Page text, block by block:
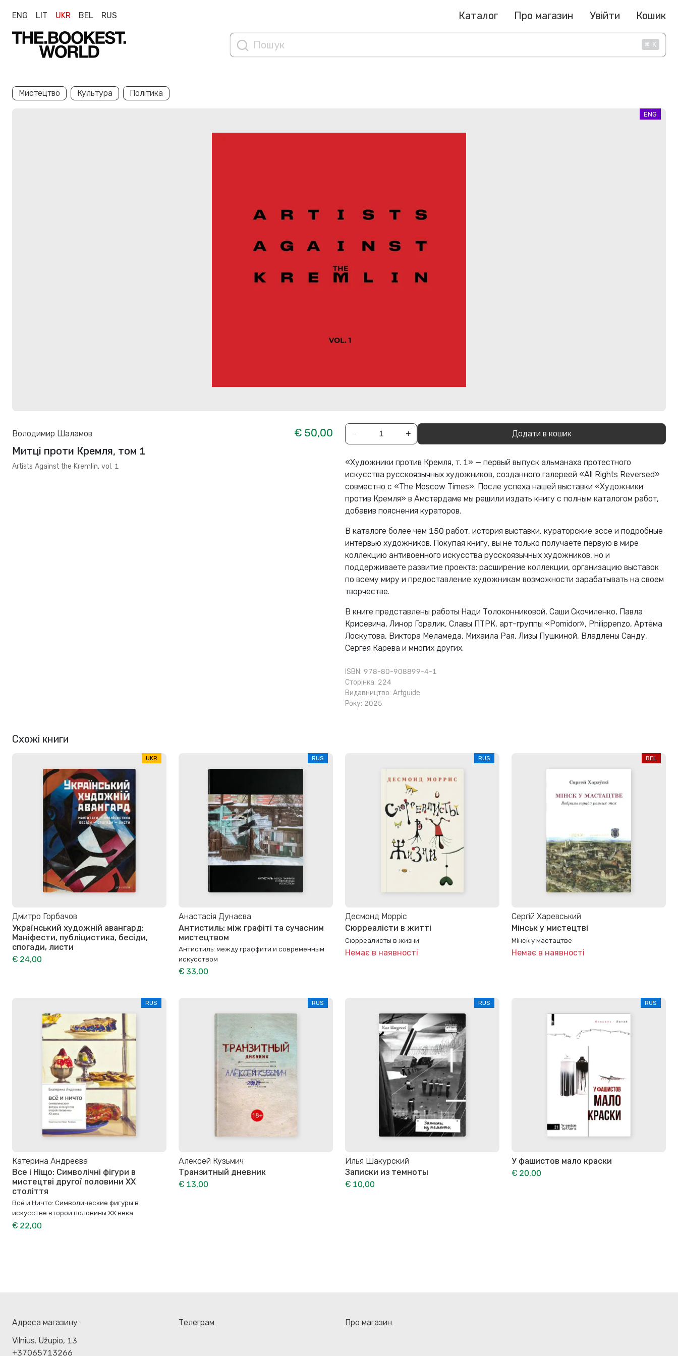
ENG LIT UKR BEL RUS Каталог Про магазин Увійти Кошик
⌘ K
Мистецтво Культура Політика
ENG
Володимир Шаламов
€ 50,00
Митці проти Кремля, том 1
Artists Against the Kremlin, vol. 1
− + Додати в кошик
«Художники против Кремля, т. 1» — первый выпуск альманаха протестного
искусства русскоязычных художников, созданного галереей «All Rights Reversed»
совместно с «The Moscow Times». После успеха нашей выставки «Художники
против Кремля» в Амстердаме мы решили издать книгу с полным каталогом работ,
добавив пояснения кураторов.
В каталоге более чем 150 работ, история выставки, кураторские эссе и подробные
интервью художников. Покупая книгу, вы не только получаете первую в мире
коллекцию антивоенного искусства русскоязычных художников, но и
поддерживаете развитие проекта: расширение коллекции, организацию выставок
по всему миру и предоставление художникам возможности зарабатывать на своем
творчестве.
В книге представлены работы Нади Толоконниковой, Саши Скочиленко, Павла
Крисевича, Линор Горалик, Славы ПТРК, арт-группы «Pomidor», Philippenzo, Артёма
Лоскутова, Виктора Меламеда, Михаила Рая, Лизы Пушкиной, Владлены Санду,
Сергея Карева и многих других.
ISBN: 978-80-908899-4-1
Сторінка: 224
Видавництво: Artguide
Року: 2025
Схожі книги
UKR
Дмитро Горбачов
Український художній авангард:
Маніфести, публіцистика, бесіди,
спогади, листи
€ 24,00
RUS
Анастасія Дунаєва
Антистиль: між графіті та сучасним
мистецтвом
Антистиль: между граффити и современным
искусством
€ 33,00
RUS
Десмонд Морріс
Сюрреалісти в житті
Сюрреалисты в жизни
Немає в наявності
BEL
Сергій Харевський
Мінськ у мистецтві
Мінск у мастацтве
Немає в наявності
RUS
Катерина Андреєва
Все і Ніщо: Символічні фігури в
мистецтві другої половини XX
століття
Всё и Ничто: Символические фигуры в
искусстве второй половины XX века
€ 22,00
RUS
Алексей Кузьмич
Транзитный дневник
€ 13,00
RUS
Илья Шакурский
Записки из темноты
€ 10,00
RUS
У фашистов мало краски
€ 20,00
Адреса магазину
Vilnius. Užupio, 13
+37065713266
Телеграм Про магазин